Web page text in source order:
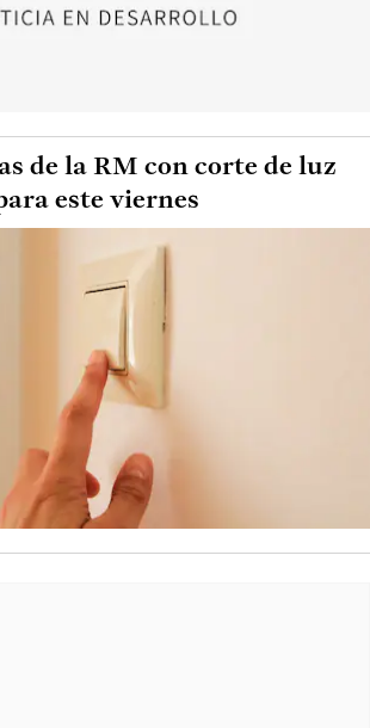
de la RM con corte de luz
este viernes